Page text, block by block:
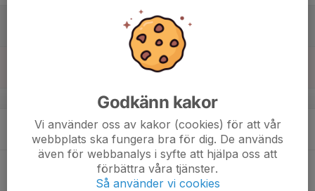
v.51
Godkänn kakor
Vi använder oss av kakor (cookies) för att vår
webbplats ska fungera bra för dig. De används
även för webbanalys i syfte att hjälpa oss att
förbättra våra tjänster.
Så använder vi cookies